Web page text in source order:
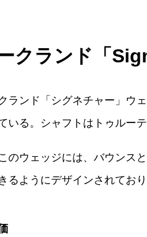
クランド「
ランド「シグネチャー」ウ
いる。シャフトはトゥルー
のウェッジには、バウンス
るようにデザインされてお